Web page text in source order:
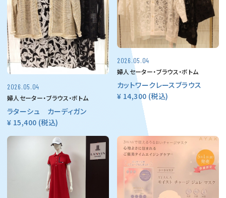
2026.05.04
婦人セーター・ブラウス・ボトム
ラターシュ カーディガン
¥ 15,400 (税込)
2026.05.04
婦人セーター・ブラウス・ボトム
カットワークレースブラウス
¥ 14,300 (税込)